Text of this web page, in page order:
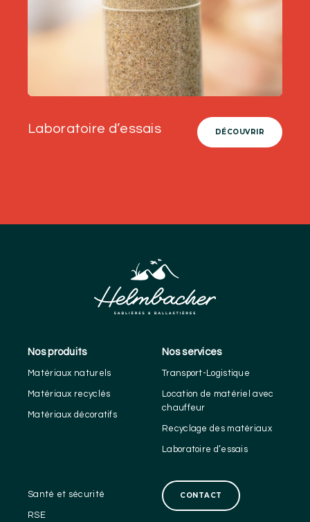
Laboratoire d’essais DÉCOUVRIR
Nos produits
Matériaux naturels
Matériaux recyclés
Matériaux décoratifs
Nos services
Transport-Logistique
Location de matériel avec
chauffeur
Recyclage des matériaux
Laboratoire d’essais
Santé et sécurité
RSE
CONTACT